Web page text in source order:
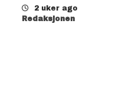
2 uker ago
Redaksjonen